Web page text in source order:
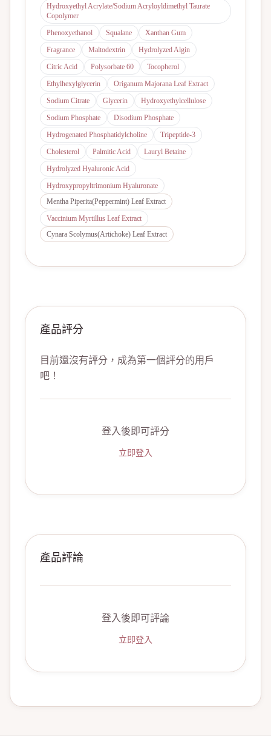
Hydroxyethyl Acrylate/Sodium Acryloyldimethyl Taurate
Copolymer
Phenoxyethanol
Squalane
Xanthan Gum
Fragrance
Maltodextrin
Hydrolyzed Algin
Citric Acid
Polysorbate 60
Tocopherol
Ethylhexylglycerin
Origanum Majorana Leaf Extract
Sodium Citrate
Glycerin
Hydroxyethylcellulose
Sodium Phosphate
Disodium Phosphate
Hydrogenated Phosphatidylcholine
Tripeptide-3
Cholesterol
Palmitic Acid
Lauryl Betaine
Hydrolyzed Hyaluronic Acid
Hydroxypropyltrimonium Hyaluronate
Mentha Piperita(Peppermint) Leaf Extract
Vaccinium Myrtillus Leaf Extract
Cynara Scolymus(Artichoke) Leaf Extract
產品評分
目前還沒有評分，成為第一個評分的用戶
吧！
登入後即可評分
立即登入
產品評論
登入後即可評論
立即登入